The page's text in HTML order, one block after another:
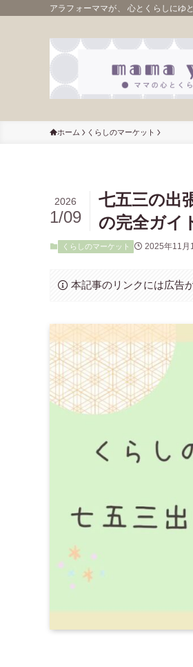
アラフォーママが、 心とくらしにゆ
ホーム くらしのマーケット
七五三の出
の完全ガイ
2026
1/09
くらしのマーケット 2025年11月
本記事のリンクには広告